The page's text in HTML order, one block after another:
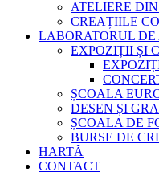
ATELIERE
CREAȚIILE
LABORATORUL
EXPOZIȚII ȘI
ȘCOALA
DESEN ȘI
ȘCOALA DE
BURSE DE
HARTĂ
CONTACT